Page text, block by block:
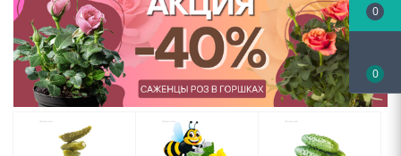
0
0